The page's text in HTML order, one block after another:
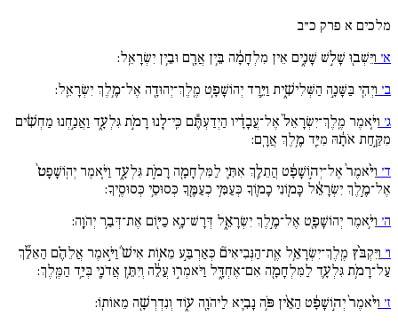
מלכים א פרק כ״ב
א׳ וַיֵּשְׁב֖וּ שָׁל֣שׁ שָׁנִ֑ים אֵין מִלְחָמָ֔ה בֵּ֥ין אֲרָ֖ם וּבֵ֥ין יִשְׂרָאֵֽל:
ב׳ וַיְהִ֖י בַּשָּׁנָ֣ה הַשְּׁלִישִׁ֑ית וַיֵּ֛רֶד יְהוֹשָׁפָ֥ט מֶֽלֶךְ־יְהוּדָ֖ה אֶל־מֶ֥לֶךְ יִשְׂרָאֵֽל:
ג׳ וַיֹּ֚אמֶר מֶֽלֶךְ־יִשְׂרָאֵל֙ אֶל־עֲבָדָ֔יו הַיְדַעְתֶּ֕ם כִּֽי־לָ֖נוּ רָמֹ֣ת גִּלְעָ֑ד וַאֲנַ֣חְנוּ מַחְשִׁ֔ים
מִקַּ֣חַת אֹתָ֔הּ מִיַּ֖ד מֶ֥לֶךְ אֲרָֽם:
ד׳ וַיֹּ֙אמֶר֙ אֶל־יְה֣וֹשָׁפָ֔ט הֲתֵלֵ֥ךְ אִתִּ֛י לַמִּלְחָמָ֖ה רָמֹ֣ת גִּלְעָ֑ד וַיֹּ֚אמֶר יְהֽוֹשָׁפָט֙
אֶל־מֶ֣לֶךְ יִשְׂרָאֵ֔ל כָּמ֧וֹנִי כָמ֛וֹךָ כְּעַמִּ֥י כְעַמֶּ֖ךָ כְּסוּסַ֥י כְּסוּסֶֽיךָ:
ה׳ וַיֹּ֥אמֶר יְהוֹשָׁפָ֖ט אֶל־מֶ֣לֶךְ יִשְׂרָאֵ֑ל דְּרָשׁ־נָ֥א כַיּ֖וֹם אֶת־דְּבַ֥ר יְהֹוָֽה:
ו׳ וַיִּקְבֹּ֨ץ מֶֽלֶךְ־יִשְׂרָאֵ֥ל אֶֽת־הַנְּבִיאִים֘ כְּאַרְבַּ֣ע מֵא֣וֹת אִישׁ֒ וַיֹּ֣אמֶר אֲלֵהֶ֗ם הַאֵלֵ֞ךְ
עַל־רָמֹ֥ת גִּלְעָ֛ד לַמִּלְחָמָ֖ה אִם־אֶחְדָּ֑ל וַיֹּאמְר֣וּ עֲלֵ֔ה וְיִתֵּ֥ן אֲדֹנָ֖י בְּיַ֥ד הַמֶּֽלֶךְ:
ז׳ וַיֹּ֙אמֶר֙ יְה֣וֹשָׁפָ֔ט הַאֵ֨ין פֹּ֥ה נָבִ֛יא לַיהֹוָ֖ה ע֑וֹד וְנִדְרְשָׁ֖ה מֵאוֹתֽוֹ: